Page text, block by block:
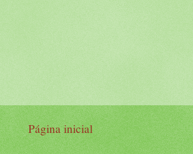
Página inicial